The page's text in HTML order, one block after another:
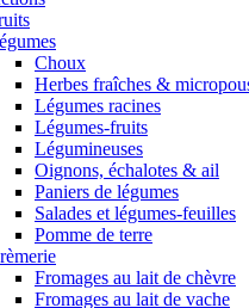
Choux
Herbes fraîches &
Légumes racines
Légumes-fruits
Légumineuses
Oignons, échalotes & ail
Paniers de légumes
Salades et légumes-feuilles
Pomme de terre
Fromages au lait de chèvre
Fromages au lait de vache